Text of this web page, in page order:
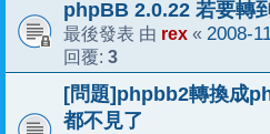
phpBB 2.0.22 若要轉
最後發表 由 rex « 2008-
回覆: 3
[問題]phpbb2轉換成
都不見了